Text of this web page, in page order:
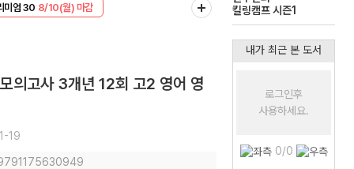
미엄 30 8/10(월) 마감
다채로운 난도
실전 모의고사
의고사 3개년 12회 고2 영어 영
19
내가 최근 본 도서
로그인후
사용하세요.
0/0